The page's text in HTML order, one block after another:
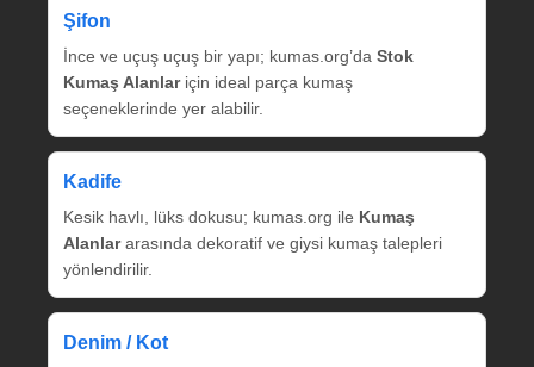
Şifon
İnce ve uçuş uçuş bir yapı; kumas.org’da Stok
Kumaş Alanlariçin ideal parça kumaş
seçeneklerinde yer alabilir.
Kadife
Kesik havlı, lüks dokusu; kumas.org ile Kumaş
Alanlararasında dekoratif ve giysi kumaş talepleri
yönlendirilir.
Denim / Kot